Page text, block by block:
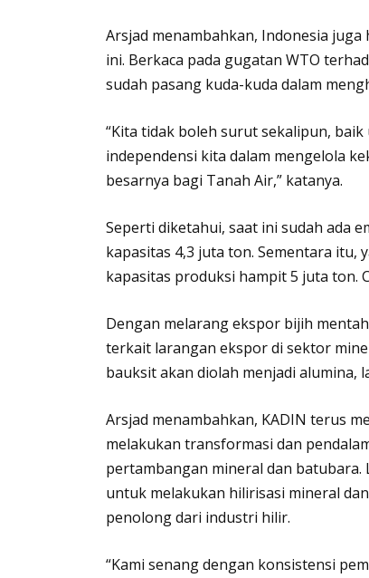
Arsjad menambahkan, Indonesia
ini. Berkaca pada gugatan WTO
sudah pasang kuda-kuda dalam
“Kita tidak boleh surut sekalipun,
independensi kita dalam mengelola
besarnya bagi Tanah Air,” katanya.
Seperti diketahui, saat ini sudah ada
kapasitas 4,3 juta ton. Sementara itu,
kapasitas produksi hampit 5 juta ton.
Dengan melarang ekspor bijih
terkait larangan ekspor di sektor
bauksit akan diolah menjadi alumina,
Arsjad menambahkan, KADIN terus
melakukan transformasi dan
pertambangan mineral dan
untuk melakukan hilirisasi mineral
penolong dari industri hilir.
“Kami senang dengan konsistensi